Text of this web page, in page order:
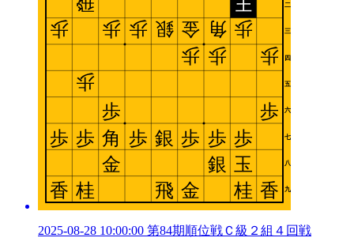
2025-08-28 10:00:00 第84期順位戦Ｃ級２組４回戦